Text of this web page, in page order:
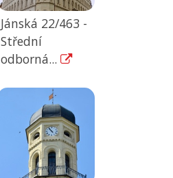
Jánská 22/463 -
Střední
odborná...